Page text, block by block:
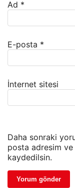
Ad *
E-posta *
İnternet sitesi
Daha sonraki
posta adresim ve
kaydedilsin.